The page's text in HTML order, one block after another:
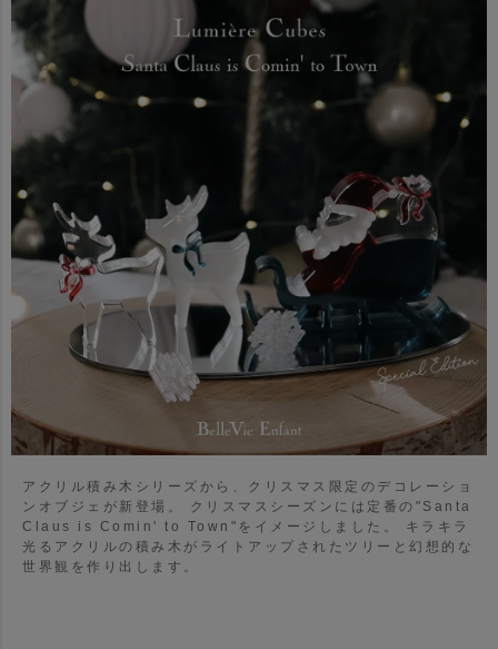
アクリル積み木シリーズから、クリスマス限定のデコレーショ
ンオブジェが新登場。
クリスマスシーズンには定番の"Santa
Claus is Comin' to Town"をイメージしました。
キラキラ
光るアクリルの積み木がライトアップされたツリーと幻想的な
世界観を作り出します。